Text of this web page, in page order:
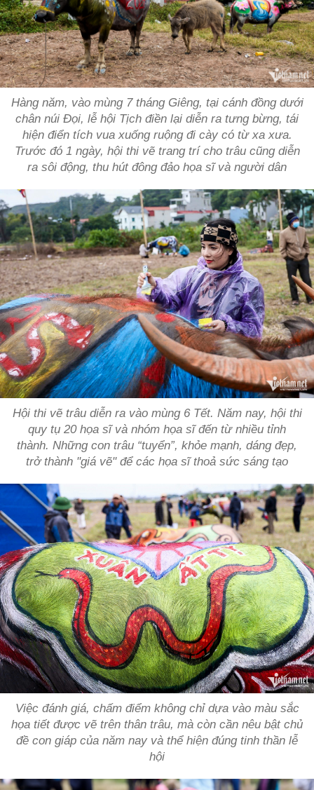
Hàng năm, vào mùng 7 tháng Giêng, tại cánh đồng dưới
chân núi Đọi, lễ hội Tịch điền lại diễn ra tưng bừng, tái
hiện điển tích vua xuống ruộng đi cày có từ xa xưa.
Trước đó 1 ngày, hội thi vẽ trang trí cho trâu cũng diễn
ra sôi động, thu hút đông đảo họa sĩ và người dân
Hội thi vẽ trâu diễn ra vào mùng 6 Tết. Năm nay, hội thi
quy tụ 20 họa sĩ và nhóm họa sĩ đến từ nhiều tỉnh
thành. Những con trâu “tuyển”, khỏe mạnh, dáng đẹp,
trở thành "giá vẽ" để các họa sĩ thoả sức sáng tạo
Việc đánh giá, chấm điểm không chỉ dựa vào màu sắc
họa tiết được vẽ trên thân trâu, mà còn cần nêu bật chủ
đề con giáp của năm nay và thể hiện đúng tinh thần lễ
hội